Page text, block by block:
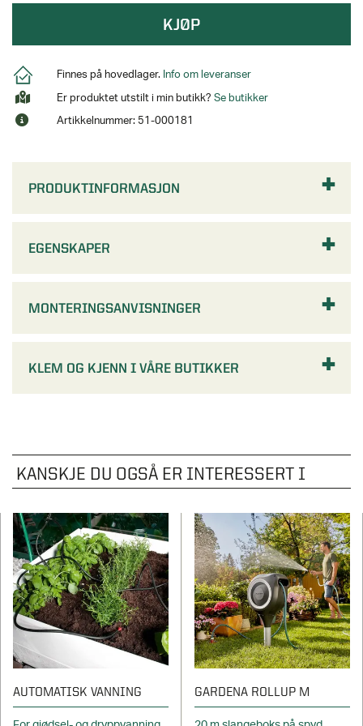
KJØP
Finnes på hovedlager. Info om leveranser
Er produktet utstilt i min butikk? Se butikker
Artikkelnummer: 51-000181
PRODUKTINFORMASJON
EGENSKAPER
MONTERINGSANVISNINGER
KLEM OG KJENN I VÅRE BUTIKKER
KANSKJE DU OGSÅ ER INTERESSERT I
AUTOMATISK VANNING GARDENA ROLLUP M